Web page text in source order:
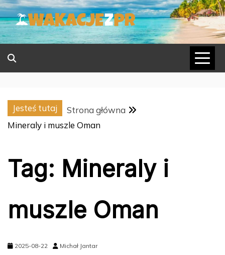
Skip
to
content
Jesteś tutaj
Strona główna
Mineraly i muszle Oman
Tag: Mineraly i
muszle Oman
2025-08-22 Michał Jantar